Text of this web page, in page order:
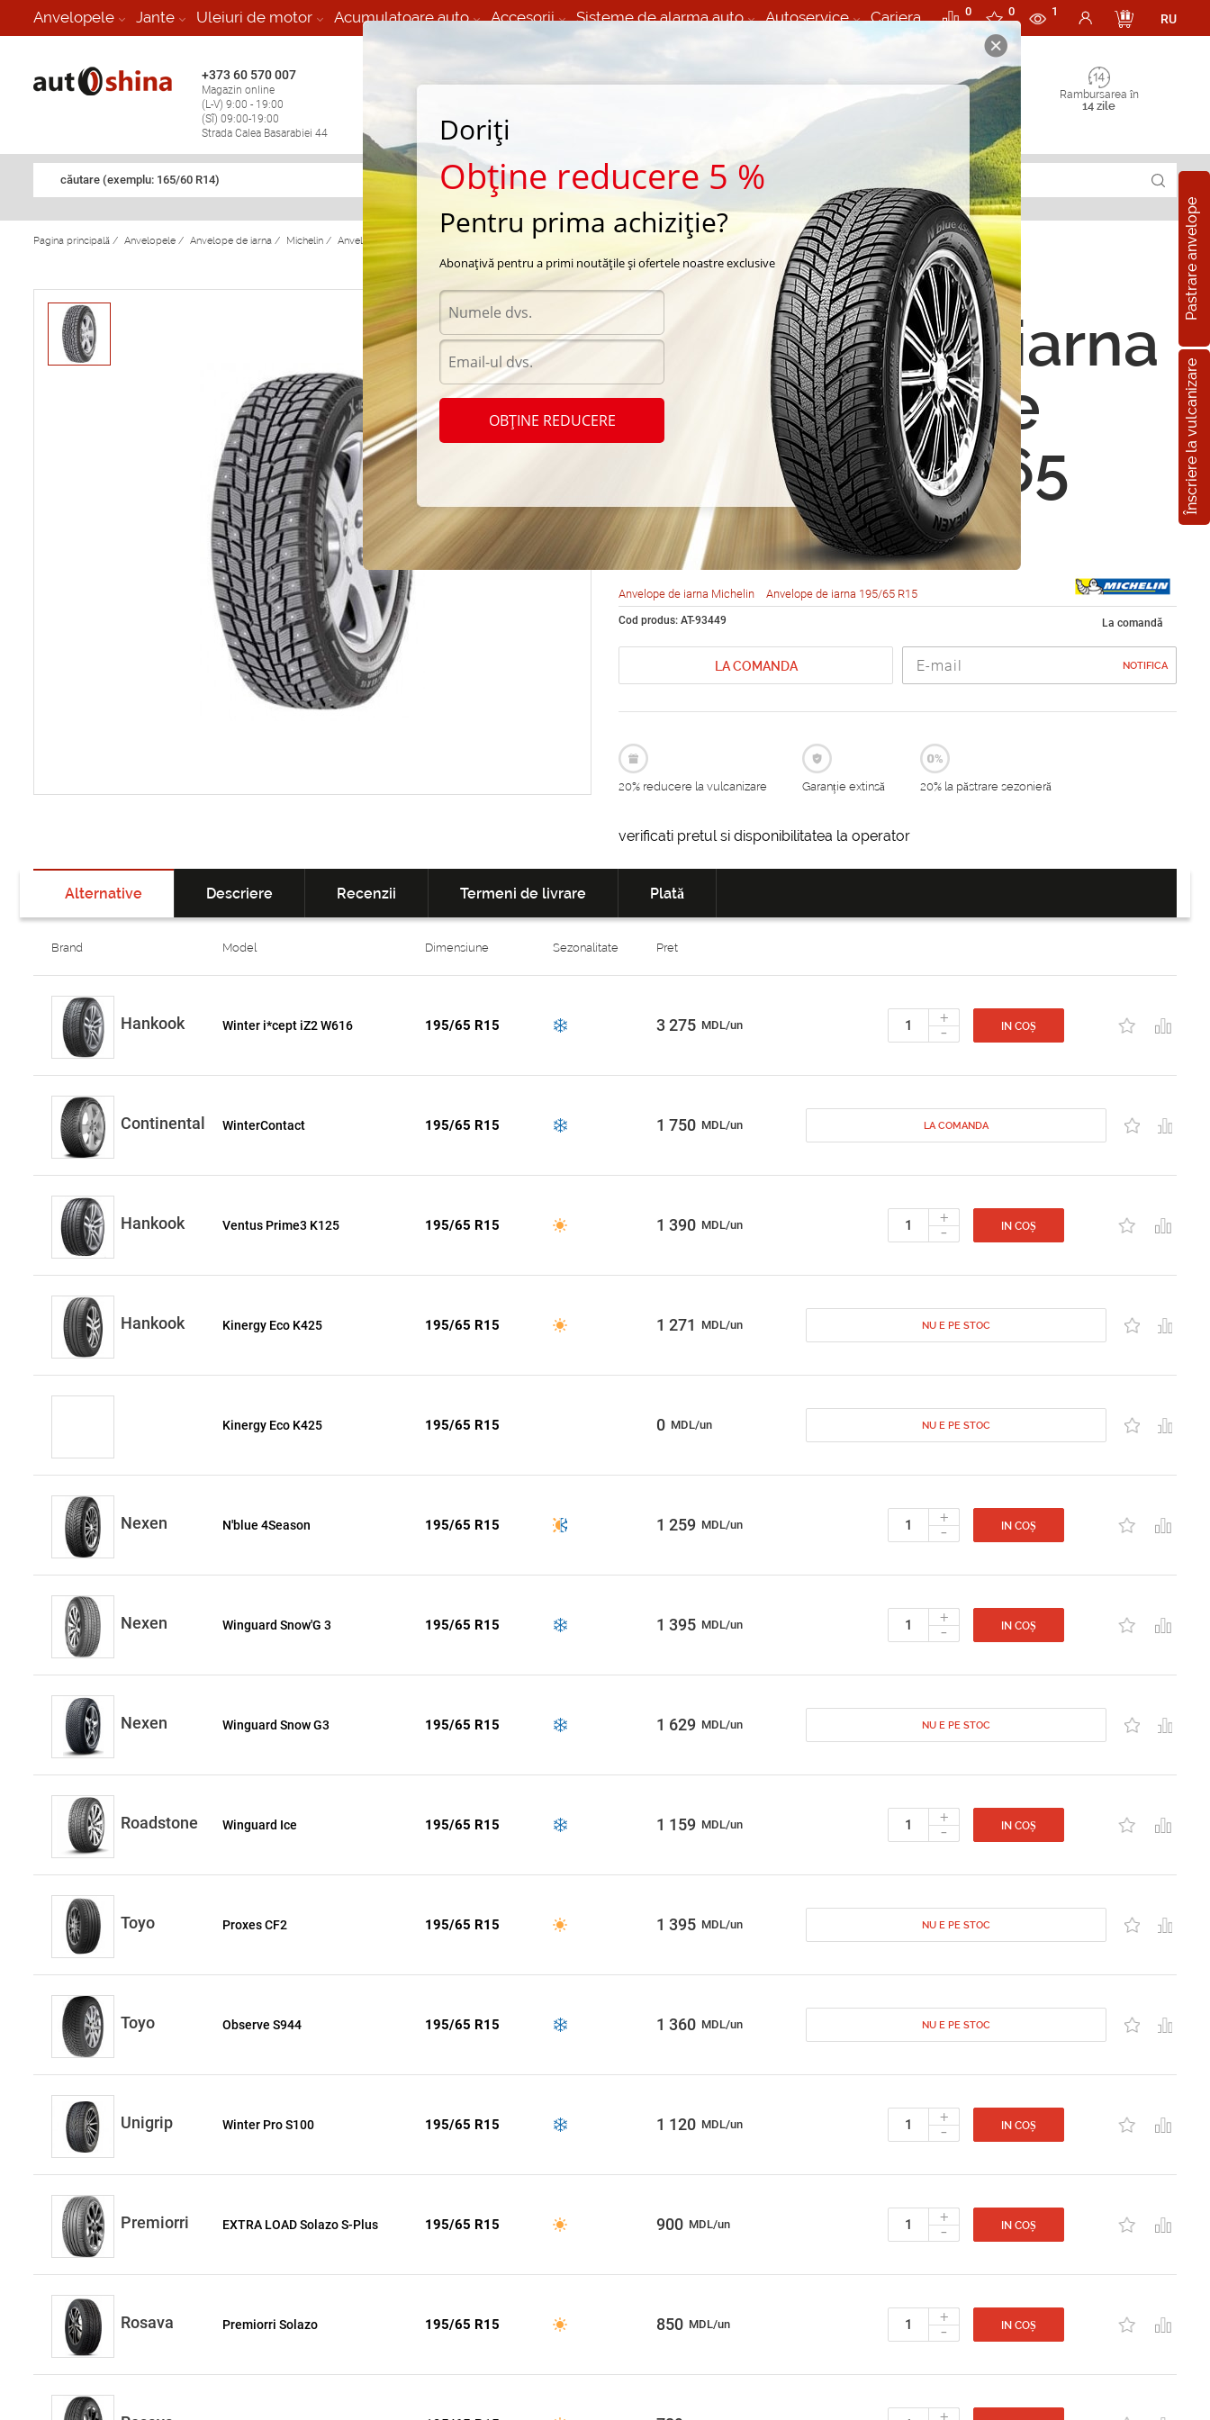
Anvelopele Jante Uleiuri de motor Acumulatoare auto Accesorii Sisteme de alarma auto Autoservice Cariera 0 0 1
RU
+373 60 570 007
Magazin online
(L-V) 9:00 - 19:00
(Sî) 09:00-19:00
Strada Calea Basarabiei 44
Vulcanizare Mobila 24/7 non
Rambursarea în
14 zile
căutare (exemplu: 165/60 R14)
Pastrare anvelope
Înscriere la vulcanizare
Pagina principală / Anvelopele / Anvelope de iarna / Michelin / Anvelope de iarna Michelin X-Ice North 3 Michelin X-Ice North 3 195/65 R15 95T
Anvelope de iarna
Michelin X-Ice
North 3 195/65
R15 95T
Anvelope de iarna Michelin Anvelope de iarna 195/65 R15
Cod produs: AT-93449 La comandă
LA COMANDA NOTIFICA
20% reducere la vulcanizare Garanție extinsă 20% la păstrare sezonieră
verificati pretul si disponibilitatea la operator
Alternative Descriere Recenzii Termeni de livrare Plată
Brand Model Dimensiune Sezonalitate Pret
Hankook Winter i*cept iZ2 W616 195/65 R15 3 275 MDL/un +
- IN COȘ
Continental WinterContact 195/65 R15 1 750 MDL/un LA COMANDA
Hankook Ventus Prime3 K125 195/65 R15 1 390 MDL/un +
- IN COȘ
Hankook Kinergy Eco K425 195/65 R15 1 271 MDL/un NU E PE STOC
Kinergy Eco K425 195/65 R15 0 MDL/un NU E PE STOC
Nexen N'blue 4Season 195/65 R15 1 259 MDL/un +
- IN COȘ
Nexen Winguard Snow'G 3 195/65 R15 1 395 MDL/un +
- IN COȘ
Nexen Winguard Snow G3 195/65 R15 1 629 MDL/un NU E PE STOC
Roadstone Winguard Ice 195/65 R15 1 159 MDL/un +
- IN COȘ
Toyo Proxes CF2 195/65 R15 1 395 MDL/un NU E PE STOC
Toyo Observe S944 195/65 R15 1 360 MDL/un NU E PE STOC
Unigrip Winter Pro S100 195/65 R15 1 120 MDL/un +
- IN COȘ
Premiorri EXTRA LOAD Solazo S-Plus 195/65 R15 900 MDL/un +
- IN COȘ
Rosava Premiorri Solazo 195/65 R15 850 MDL/un +
- IN COȘ
+
Doriți
Obține reducere 5 %
Pentru prima achiziție?
Abonațivă pentru a primi noutățile și ofertele noastre exclusive
OBȚINE REDUCERE